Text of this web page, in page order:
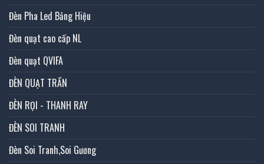
Đèn Pha Led Bảng Hiệu
Đèn quạt cao cấp NL
Đèn quạt QVIFA
ĐÈN QUẠT TRẦN
ĐÈN RỌI - THANH RAY
ĐÈN SOI TRANH
Đèn Soi Tranh,Soi Gương